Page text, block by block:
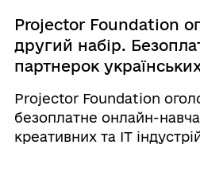
Projector Foundation
другий набір.
партнерок
Projector Foundation
безоплатне онлайн-
креативних та IT